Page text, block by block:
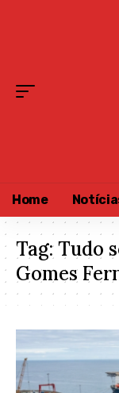
Home
Tag:Tudo
Gomes